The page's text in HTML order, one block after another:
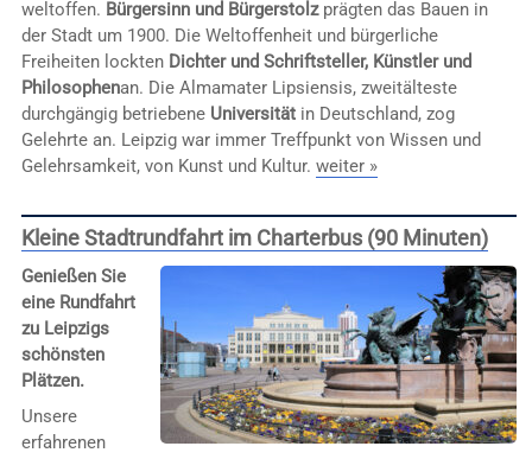
weltoffen. Bürgersinn und Bürgerstolzprägten das Bauen in
der Stadt um 1900. Die Weltoffenheit und bürgerliche
Freiheiten lockten Dichter und Schriftsteller, Künstler und
Philosophenan. Die Almamater Lipsiensis, zweitälteste
durchgängig betriebene Universitätin Deutschland, zog
Gelehrte an. Leipzig war immer Treffpunkt von Wissen und
Gelehrsamkeit, von Kunst und Kultur. weiter »
Kleine Stadtrundfahrt im Charterbus (90 Minuten)
Genießen Sie
eine Rundfahrt
zu Leipzigs
schönsten
Plätzen.
Unsere
erfahrenen